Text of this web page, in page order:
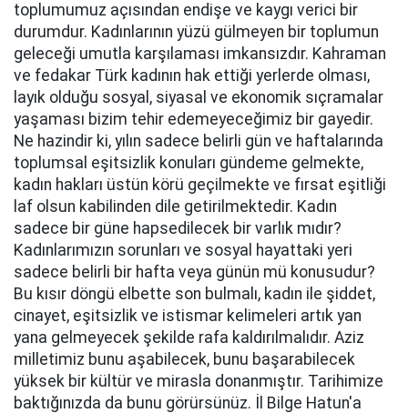
toplumumuz açısından endişe ve kaygı verici bir
durumdur. Kadınlarının yüzü gülmeyen bir toplumun
geleceği umutla karşılaması imkansızdır. Kahraman
ve fedakar Türk kadının hak ettiği yerlerde olması,
layık olduğu sosyal, siyasal ve ekonomik sıçramalar
yaşaması bizim tehir edemeyeceğimiz bir gayedir.
Ne hazindir ki, yılın sadece belirli gün ve haftalarında
toplumsal eşitsizlik konuları gündeme gelmekte,
kadın hakları üstün körü geçilmekte ve fırsat eşitliği
laf olsun kabilinden dile getirilmektedir. Kadın
sadece bir güne hapsedilecek bir varlık mıdır?
Kadınlarımızın sorunları ve sosyal hayattaki yeri
sadece belirli bir hafta veya günün mü konusudur?
Bu kısır döngü elbette son bulmalı, kadın ile şiddet,
cinayet, eşitsizlik ve istismar kelimeleri artık yan
yana gelmeyecek şekilde rafa kaldırılmalıdır. Aziz
milletimiz bunu aşabilecek, bunu başarabilecek
yüksek bir kültür ve mirasla donanmıştır. Tarihimize
baktığınızda da bunu görürsünüz. İl Bilge Hatun'a